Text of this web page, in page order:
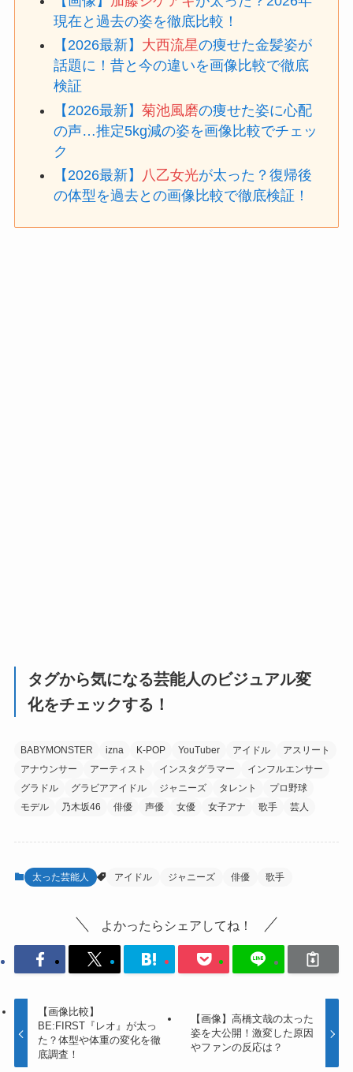
現在と過去の姿を徹底比較！
【2026最新】 大西流星の痩せた金髪姿が
話題に！昔と今の違いを画像比較で徹底
検証
【2026最新】菊池風磨の痩せた姿に心配
の声…推定5kg減の姿を画像比較でチェッ
ク
【2026最新】 八乙女光が太った？復帰後
の体型を過去との画像比較で徹底検証！
タグから気になる芸能人のビジュアル変
化をチェックする！
BABYMONSTER izna K-POP YouTuber アイドル
アスリート
アナウンサー
アーティスト インスタグラマー
インフルエンサー
グラドル
グラビアアイドル ジャニーズ タレント
プロ野球
モデル
乃木坂46 俳優 声優 女優 女子アナ 歌手 芸人
太った芸能人 アイドル ジャニーズ 俳優 歌手
よかったらシェアしてね！
【画像比較】
BE:FIRST『レオ』が太っ
た？体型や体重の変化を徹
底調査！
【画像】高橋文哉の太った
姿を大公開！激変した原因
やファンの反応は？